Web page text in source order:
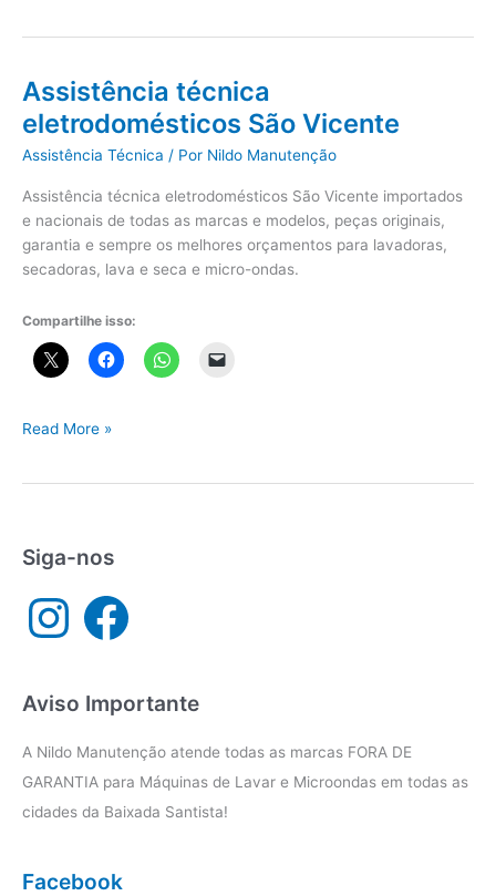
Assistência técnica
eletrodomésticos São Vicente
Assistência Técnica / Por Nildo Manutenção
Assistência técnica eletrodomésticos São Vicente importados
e nacionais de todas as marcas e modelos, peças originais,
garantia e sempre os melhores orçamentos para lavadoras,
secadoras, lava e seca e micro-ondas.
Compartilhe isso:
Assistência
Read More »
Siga-nos
n
a
m
a
c
Aviso Importante
A Nildo Manutenção atende todas as marcas FORA DE
GARANTIA para Máquinas de Lavar e Microondas em todas as
cidades da Baixada Santista!
Facebook